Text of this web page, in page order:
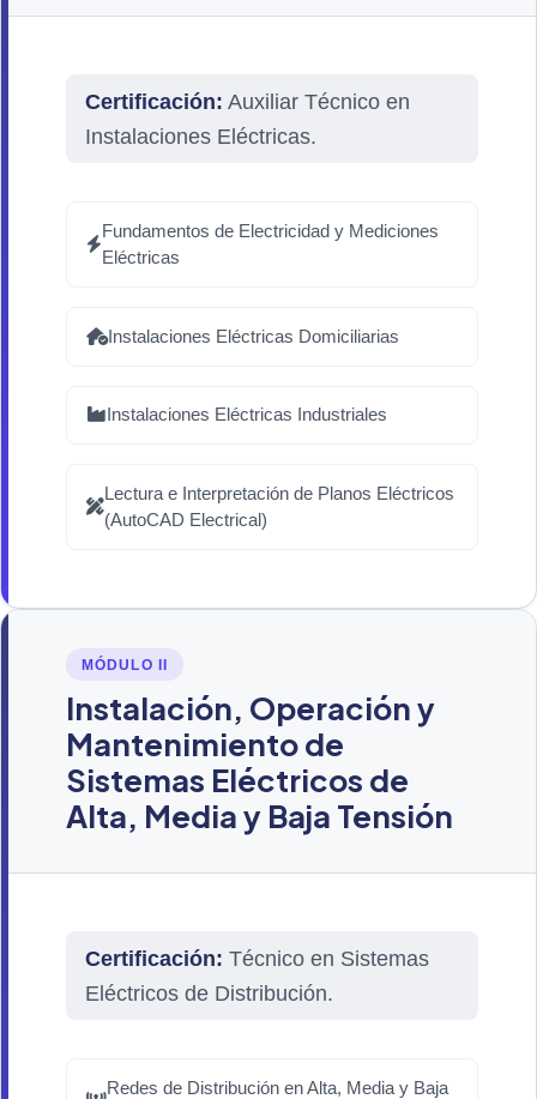
Certificación: Auxiliar Técnico en
Instalaciones Eléctricas.
Fundamentos de Electricidad y Mediciones
Eléctricas
Instalaciones Eléctricas Domiciliarias
Instalaciones Eléctricas Industriales
Lectura e Interpretación de Planos Eléctricos
(AutoCAD Electrical)
MÓDULO II
Instalación, Operación y
Mantenimiento de
Sistemas Eléctricos de
Alta, Media y Baja Tensión
Certificación: Técnico en Sistemas
Eléctricos de Distribución.
Redes de Distribución en Alta, Media y Baja